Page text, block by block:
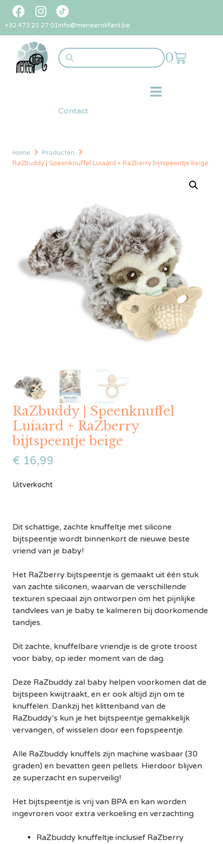
+32 473 21 27 01info@meneerolifant.be
0
Contact
Home
Producten
RaZbuddy | Speenknuffel Luiaard + RaZberry bijtspeentje beige
RaZbuddy | Speenknuffel
Luiaard + RaZberry
bijtspeentje beige
€ 16,99
Uitverkocht
Dit schattige, zachte knuffeltje met silicone
bijtspeentje wordt binnenkort de nieuwe beste
vriend van je baby!
Het RaZberry bijtspeentje is gemaakt uit één stuk
van zachte siliconen, waarvan de verschillende
texturen speciaal zijn ontworpen om het pijnlijke
tandvlees van je baby te kalmeren bij doorkomende
tandjes.
Dit zachte, knuffelbare vriendje is de grote troost
voor baby, op ieder moment van de dag.
Deze RaZbuddy zal baby helpen voorkomen dat de
bijtspeen kwijtraakt, en er ook altijd zijn om te
knuffelen. Dankzij het klittenband van de
RaZbuddy’s kun je het bijtspeentje gemakkelijk
vervangen, of wisselen door een fopspeentje.
Alle RaZbuddy knuffels zijn machine wasbaar (30
graden) en bevatten geen pellets. Hierdoor blijven
ze superzacht en superveilig!
Het bijtspeentje is vrij van BPA en kan worden
ingevroren voor extra verkoeling en verzachting.
RaZbuddy knuffeltje inclusief RaZberry